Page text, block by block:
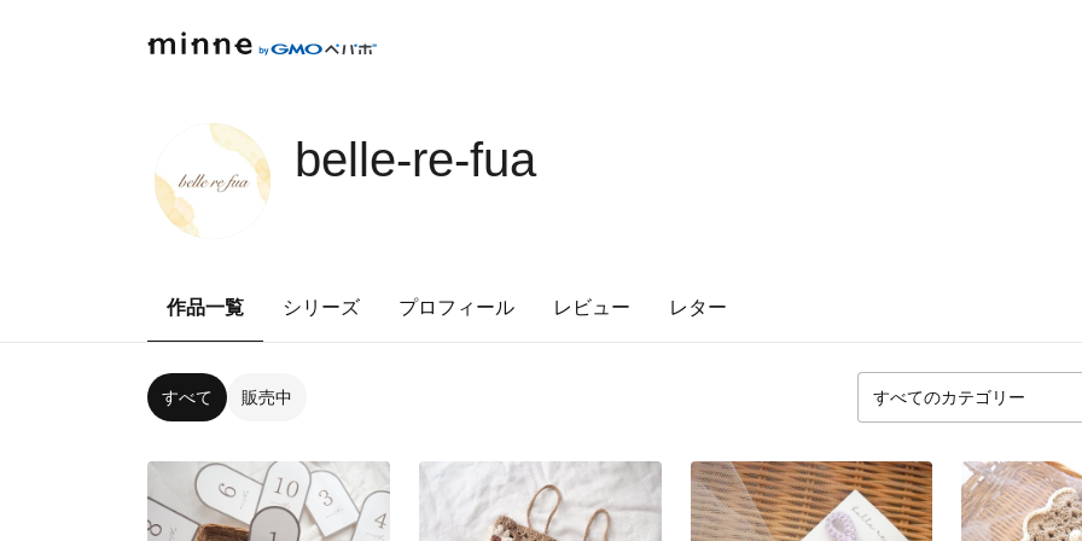
belle-re-fua
作品一覧 シリーズ プロフィール レビュー レター
すべて 販売中